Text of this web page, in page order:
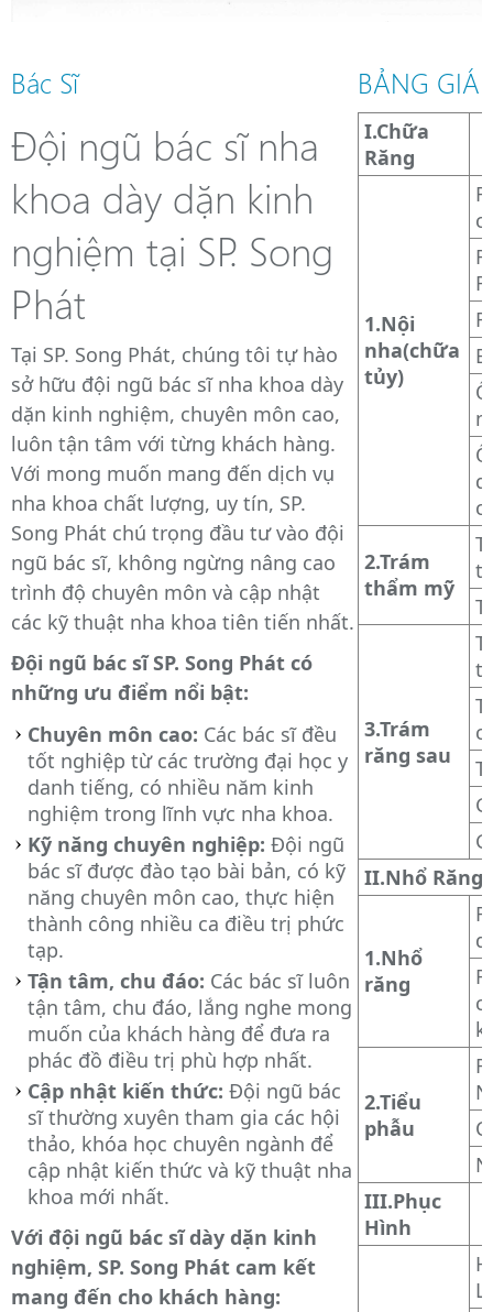
Bác Sĩ
Đội ngũ bác sĩ nha
khoa dày dặn kinh
nghiệm tại SP. Song
Phát
Tại SP. Song Phát, chúng tôi tự hào
sở hữu đội ngũ bác sĩ nha khoa dày
dặn kinh nghiệm, chuyên môn cao,
luôn tận tâm với từng khách hàng.
Với mong muốn mang đến dịch vụ
nha khoa chất lượng, uy tín, SP.
Song Phát chú trọng đầu tư vào đội
ngũ bác sĩ, không ngừng nâng cao
trình độ chuyên môn và cập nhật
các kỹ thuật nha khoa tiên tiến nhất.
Đội ngũ bác sĩ SP. Song Phát có
những ưu điểm nổi bật:
Chuyên môn cao: Các bác sĩ đều
tốt nghiệp từ các trường đại học y
danh tiếng, có nhiều năm kinh
nghiệm trong lĩnh vực nha khoa.
Kỹ năng chuyên nghiệp: Đội ngũ
bác sĩ được đào tạo bài bản, có kỹ
năng chuyên môn cao, thực hiện
thành công nhiều ca điều trị phức
tạp.
Tận tâm, chu đáo: Các bác sĩ luôn
tận tâm, chu đáo, lắng nghe mong
muốn của khách hàng để đưa ra
phác đồ điều trị phù hợp nhất.
Cập nhật kiến thức: Đội ngũ bác
sĩ thường xuyên tham gia các hội
thảo, khóa học chuyên ngành để
cập nhật kiến thức và kỹ thuật nha
khoa mới nhất.
Với đội ngũ bác sĩ dày dặn kinh
nghiệm, SP. Song Phát cam kết
mang đến cho khách hàng:
BẢNG GIÁ
I.Chữa
Răng
1.Nội
nha(chữa
tủy)
2.Trám
thẩm mỹ
3.Trám
răng sau
II.Nhổ Răng
1.Nhổ
răng
2.Tiểu
phẫu
III.Phục
Hình